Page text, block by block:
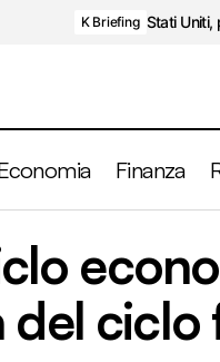
K Briefing Stati
Finanza
Economia
ciclo